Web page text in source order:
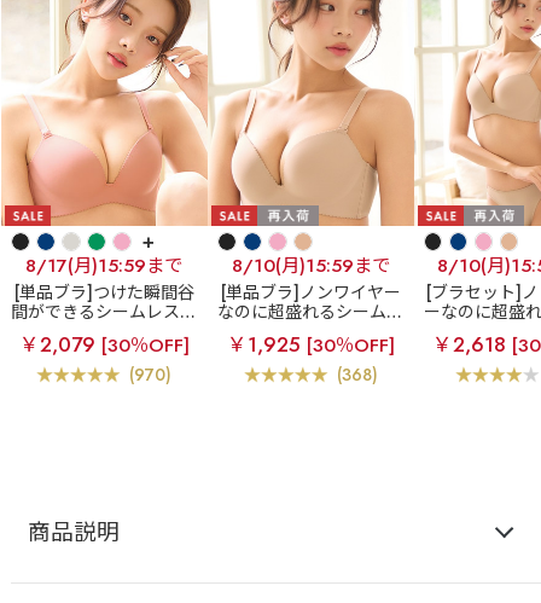
+
8/17(月)15:59まで
[単品ブラ]つけた瞬間谷
間ができるシームレスブ
ラ
超盛ブラ(R) シーム
レス 単品ブラジャー
￥2,079 [30％OFF]
(970)
8/10(月)15:59まで
[単品ブラ]ノンワイヤー
なのに超盛れるシームレ
スブラ
【WEB限定】ノ
ンワイヤー 超盛ブラ(R)
シームレス 単品ブラジャ
ー
￥1,925 [30％OFF]
(368)
8/10(月
[ブラセット]
ーなのに超盛
レスブラ
【
ノンワイヤー
(R) シームレ
ー&ショ
￥2,618
商品説明